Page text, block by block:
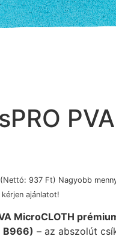
937 Ft) Nagyobb
ajánlatot!
MicroCLOTH
B966) – az abszolút